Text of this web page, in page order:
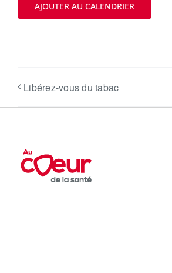
AJOUTER AU CALENDRIER
Libérez-vous du tabac